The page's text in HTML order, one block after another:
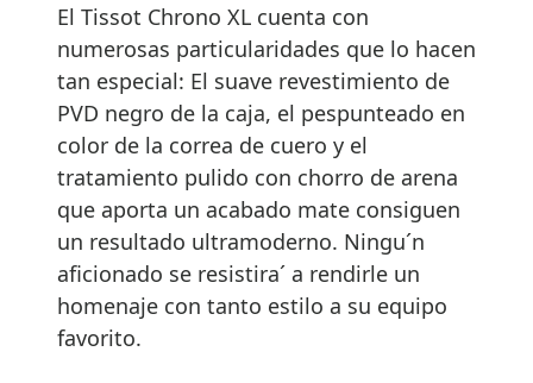
El Tissot Chrono XL cuenta con
numerosas particularidades que lo hacen
tan especial: El suave revestimiento de
PVD negro de la caja, el pespunteado en
color de la correa de cuero y el
tratamiento pulido con chorro de arena
que aporta un acabado mate consiguen
un resultado ultramoderno. Ningu´n
aficionado se resistira´ a rendirle un
homenaje con tanto estilo a su equipo
favorito.